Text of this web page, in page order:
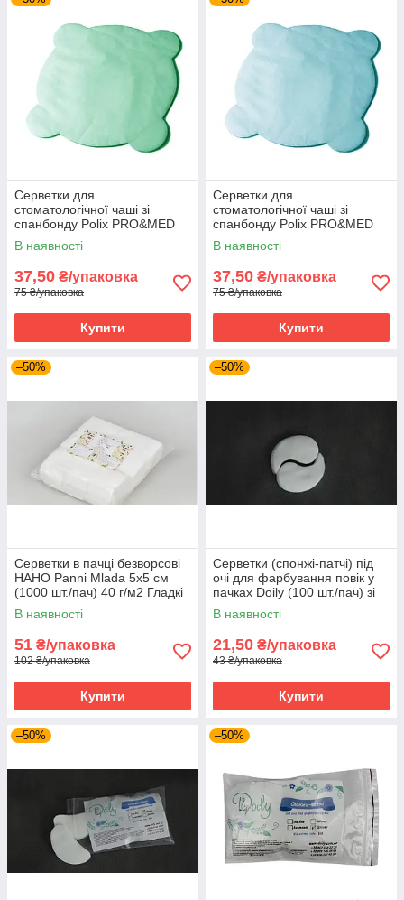
Серветки для
стоматологічної чаші зі
спанбонду Polix PRO&MED
(50 шт. в пакованні) М'ятні
В наявності
37,50 ₴/упаковка
75 ₴/упаковка
Купити
Серветки для
стоматологічної чаші зі
спанбонду Polix PRO&MED
(50 шт.) Блакитні
В наявності
37,50 ₴/упаковка
75 ₴/упаковка
Купити
–50%
Серветки в пачці безворсові
НАНО Panni Mlada 5х5 см
(1000 шт./пач) 40 г/м2 Гладкі
В наявності
51 ₴/упаковка
102 ₴/упаковка
Купити
–50%
Серветки (спонжі-патчі) під
очі для фарбування повік у
пачках Doily (100 шт./пач) зі
спанлейсу Інь-Янь Білі
В наявності
21,50 ₴/упаковка
43 ₴/упаковка
Купити
–50% –50%